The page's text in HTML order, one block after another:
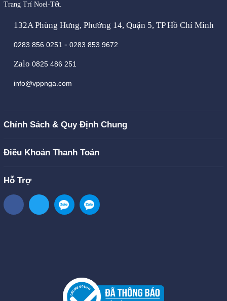
Trang Trí Noel-Tết.
132A Phùng Hưng, Phường 14, Quận 5, TP Hồ Chí Minh
0283 856 0251 - 0283 853 9672
Zalo 0825 486 251
info@vppnga.com
Chính Sách & Quy Định Chung
Điều Khoản Thanh Toán
Hỗ Trợ